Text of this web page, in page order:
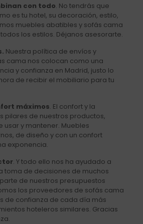
con todo. No tendrás que
es tu hotel, su decoración, estilo,
muebles abatibles y sofás cama
los estilos. Déjanos asesorarte.
Nuestra política de envíos y
cama nos colocan como una
y confianza en Madrid, justo lo
de recibir el mobiliario para tu
máximos. El confort y la
pilares de nuestros productos,
usar y mantener. Muebles
de diseño y con un confort
exponencia.
. Y todo ello nos ha ayudado a
toma de decisiones de muchos
de nuestros presupuestos
los proveedores de sofás cama
de confianza de cada día más
hoteleros similares. Gracias